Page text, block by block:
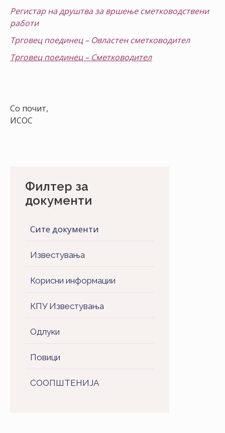
Филтер за
документи
Сите документи
Известувања
Корисни информации
КПУ Известувања
Одлуки
Повици
СООПШТЕНИJA
Регистар на друштва за вршење сметководствени
работи
Трговец поединец – Овластен сметководител
Трговец поединец – Сметководител
Со почит,
ИСОС